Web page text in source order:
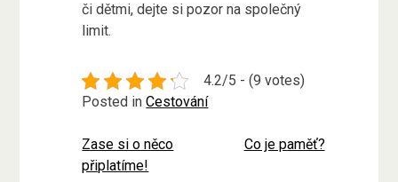
či dětmi, dejte si pozor na společný
limit.
4.2/5 - (9 votes)
Posted inCestování
Navigace
Zase si o něco
připlatíme!
Co je paměť?